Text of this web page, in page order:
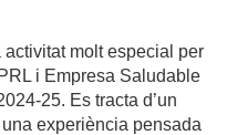
molt especial per
i Empresa Saludable
25. Es tracta d’un
una experiència pensada